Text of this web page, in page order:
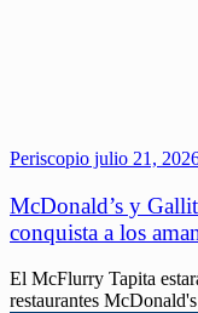
Periscopio julio 21,
McDonald’s y
conquista a los
El McFlurry Tapita
restaurantes